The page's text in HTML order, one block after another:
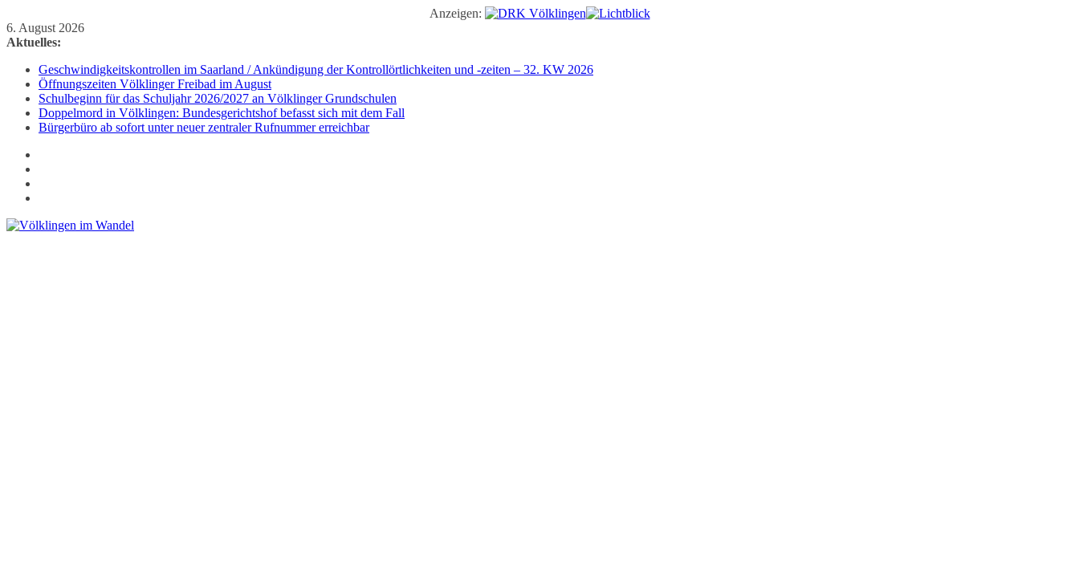
Anzeigen:
Zum
Inhalt
6. August 2026
Aktuelles:
Geschwindigkeitskontrollen im Saarland / Ankündigung der Kontrollörtlichkeiten und -zeiten – 32. KW 2026
Öffnungszeiten Völklinger Freibad im August
Schulbeginn für das Schuljahr 2026/2027 an Völklinger Grundschulen
Doppelmord in Völklingen: Bundesgerichtshof befasst sich mit dem Fall
Bürgerbüro ab sofort unter neuer zentraler Rufnummer erreichbar